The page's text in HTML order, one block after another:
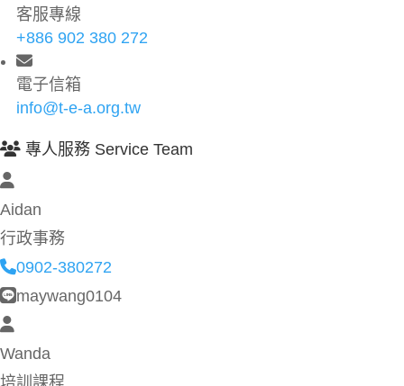
客服專線
+886 902 380 272
電子信箱
info@t-e-a.org.tw
專人服務 Service Team
Aidan
行政事務
0902-380272
maywang0104
Wanda